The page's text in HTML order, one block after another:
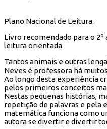
Plano Nacional de Leitura.
Livro recomendado para o
leitura orientada.
Tantos animais e outras
Neves é professora há
Ao longo desta experiência
pelos primeiros conceitos
Nestas pequenas histórias,
repetição de palavras e pela
matemática funciona como
autora se divertir e divertir